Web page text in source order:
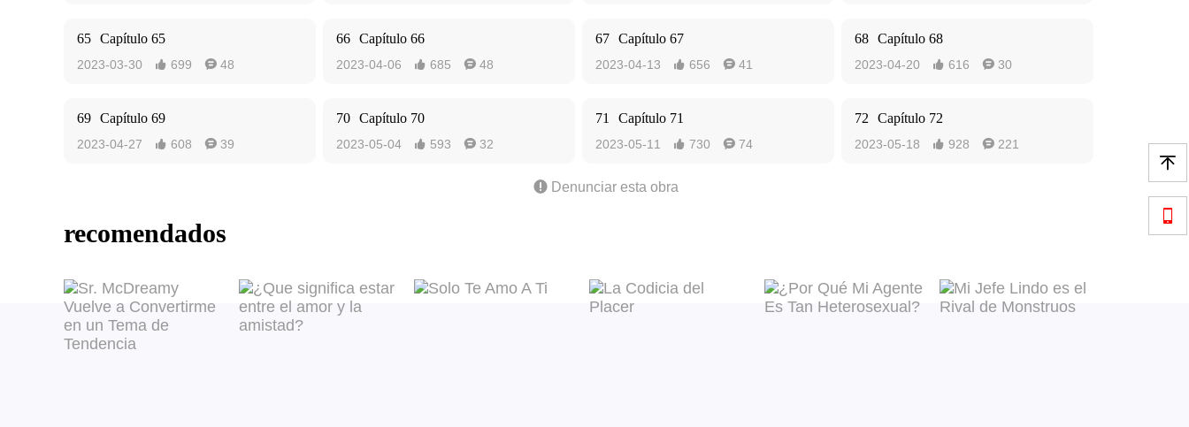
65 Capítulo 65
2023-03-30  699  48
66 Capítulo 66
2023-04-06  685  48
67 Capítulo 67
2023-04-13  656  41
68 Capítulo 68
2023-04-20  616  30
69 Capítulo 69
2023-04-27  608  39
70 Capítulo 70
2023-05-04  593  32
71 Capítulo 71
2023-05-11  730  74
72 Capítulo 72
2023-05-18  928  221
 Denunciar esta obra
recomendados

